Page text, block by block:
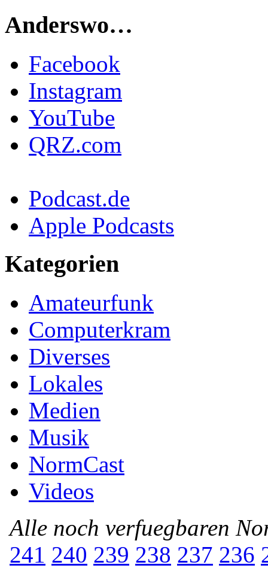
Anderswo…
Facebook
Instagram
YouTube
QRZ.com
Podcast.de
Apple Podcasts
Kategorien
Amateurfunk
Computerkram
Diverses
Lokales
Medien
Musik
NormCast
Videos
Alle noch verfuegbaren
241 240 239 238 237 236